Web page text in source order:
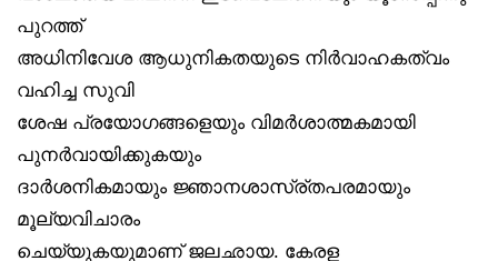
പുറത്ത്
അധിനിവേശ ആധുനികതയുടെ നിർവാഹകത്വം
വഹിച്ച സുവി
ശേഷ പ്രയോഗങ്ങളെയും വിമർശാത്മകമായി
പുനർവായിക്കുകയും
ദാർശനികമായും ജ്ഞാനശാസ്ര്തപരമായും
മൂല്യവിചാരം
ചെയ്യുകയുമാണ് ജലഛായ. കേരള